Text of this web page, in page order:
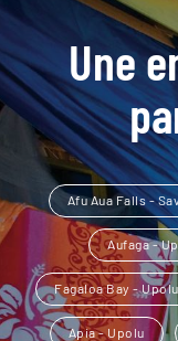
Une
Afu Aua Falls -
Aufaga -
Fagaloa Bay - Upolu
Apia - Upolu